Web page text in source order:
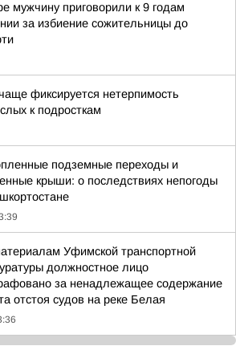
мужчину приговорили к 9 годам
за избиение сожительницы до
фиксируется нетерпимость
к подросткам
подземные переходы и
крыши: о последствиях непогоды
Уфимской транспортной
должностное лицо
за ненадлежащее содержание
отстоя судов на реке Белая